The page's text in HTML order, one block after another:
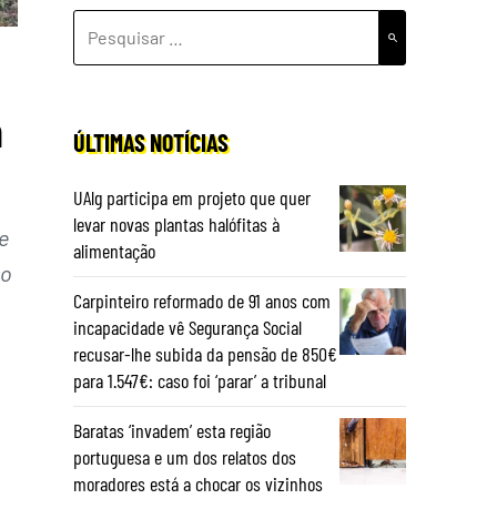
POR:
ÚLTIMAS NOTÍCIAS
UAlg participa em projeto que quer
levar novas plantas halófitas à
alimentação
Carpinteiro reformado de 91 anos com
incapacidade vê Segurança Social
recusar-lhe subida da pensão de 850€
para 1.547€: caso foi ‘parar’ a tribunal
Baratas ‘invadem’ esta região
portuguesa e um dos relatos dos
moradores está a chocar os vizinhos